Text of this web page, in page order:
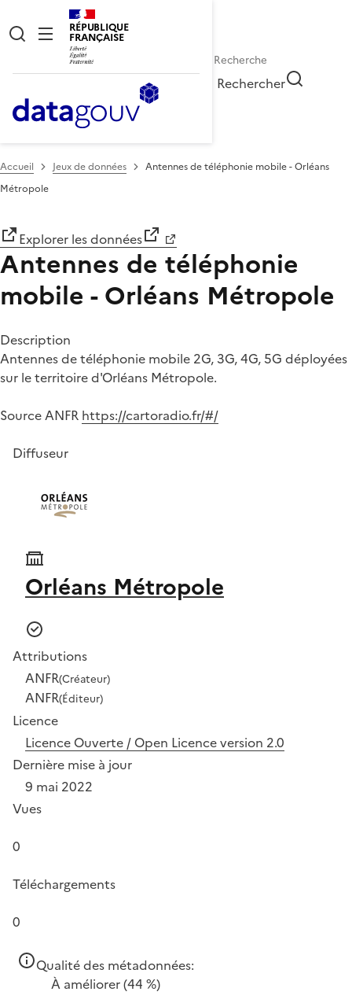
RÉPUBLIQUE
FRANÇAISE
Rechercher
Accueil Jeux de données
Antennes de téléphonie mobile - Orléans
Métropole
Explorer les données
Antennes de téléphonie
mobile - Orléans Métropole
Description
Antennes de téléphonie mobile 2G, 3G, 4G, 5G déployées
sur le territoire d'Orléans Métropole.
Source ANFR https://cartoradio.fr/#/
Diffuseur
Orléans Métropole
Attributions
ANFR(Créateur)
ANFR(Éditeur)
Licence
Licence Ouverte / Open Licence version 2.0
Dernière mise à jour
9 mai 2022
Vues
0
Téléchargements
0
Qualité des métadonnées:
À améliorer(44 %)